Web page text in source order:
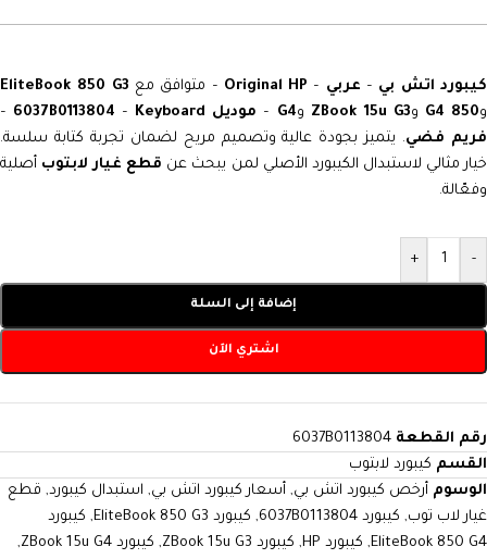
كيبورد اتش بي – عربي –
Original HP – متوافق مع EliteBook 850 G3
و850 G4 وZBook 15u G3 وG4
– موديل 6037B0113804 – Keyboard
–
فريم فضي. يتميز بجودة عالية وتصميم مريح لضمان تجربة كتابة سلسة.
خيار مثالي لاستبدال الكيبورد الأصلي لمن يبحث عن قطع غيار لابتوب أصلية
وفعّالة.
-
+
إضافة إلى السلة
اشتري الآن
رقم القطعة 6037B0113804
القسم كيبورد لابتوب
الوسوم أرخص كيبورد اتش بي, أسعار كيبورد اتش بي, استبدال كيبورد, قطع
غيار لاب توب, كيبورد 6037B0113804 , كيبورد EliteBook 850 G3 , كيبورد
EliteBook 850 G4
, كيبورد HP , كيبورد ZBook 15u G3 , كيبورد ZBook 15u G4
,